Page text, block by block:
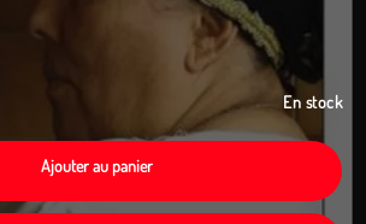
En stock
Ajouter au panier